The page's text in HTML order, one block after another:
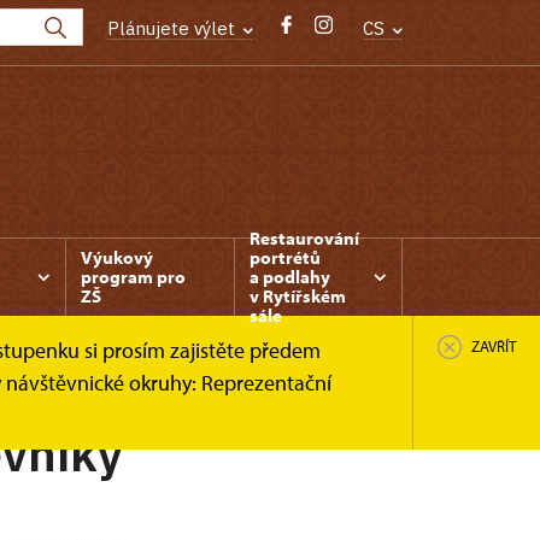
Plánujete výlet CS
Výukový
program pro
ZŠ
Restaurování
portrétů
a podlahy
v Rytířském
sále
si prosím zajistěte předem
okruhy: Reprezentační
ZAVŘÍT